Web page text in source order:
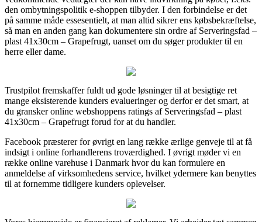
den ombytningspolitik e-shoppen tilbyder. I den forbindelse er det
på samme måde essesentielt, at man altid sikrer ens købsbekræftelse,
så man en anden gang kan dokumentere sin ordre af Serveringsfad –
plast 41x30cm – Grapefrugt, uanset om du søger produkter til en
herre eller dame.
Trustpilot fremskaffer fuldt ud gode løsninger til at besigtige ret
mange eksisterende kunders evalueringer og derfor er det smart, at
du gransker online webshoppens ratings af Serveringsfad – plast
41x30cm – Grapefrugt forud for at du handler.
Facebook præsterer for øvrigt en lang række ærlige genveje til at få
indsigt i online forhandlerens troværdighed. I øvrigt møder vi en
række online varehuse i Danmark hvor du kan formulere en
anmeldelse af virksomhedens service, hvilket ydermere kan benyttes
til at fornemme tidligere kunders oplevelser.